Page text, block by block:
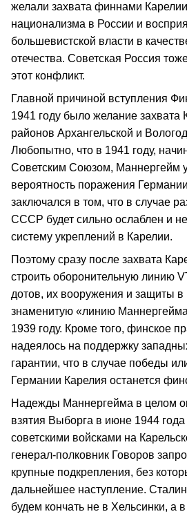
желали захвата финнами
национализма в России и
большевистской власти в
отечества. Советская Россия
этот конфликт.
Главной причиной вступления
1941 году было желание захвата
районов Архангельской и
Любопытно, что в 1941 году,
Советским Союзом, Маннергейм
вероятность поражения
заключался в том, что в случае
СССР будет сильно ослаблен и
систему укреплений в Карелии.
Поэтому сразу после захвата
строить оборонительную линию
дотов, их вооружения и защиты
знаменитую «линию
1939 году. Кроме того, финское
надеялось на поддержку
гарантии, что в случае победы
Германии Карелия останется
Надежды Маннергейма в целом
взятия Выборга в июне 1944
советскими войсками на
генерал-полковник Говоров
крупные подкрепления, без
дальнейшее наступление.
будем кончать не в Хельсинки, а